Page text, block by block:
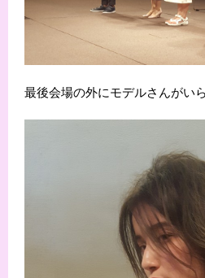
最後会場の外にモデルさんがい